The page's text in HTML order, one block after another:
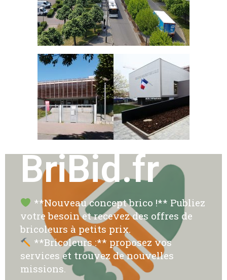
BriBid.fr
**Nouveau concept brico !** Publiez
votre besoin et recevez des offres de
bricoleurs à petits prix.
**Bricoleurs :** proposez vos
services et trouvez de nouvelles
missions.